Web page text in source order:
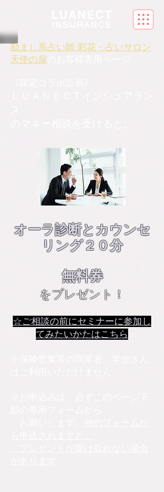
励まし系占い師 彩花・占いサロン
天使の扉
オーラ診断とカウンセ
リング２０分
無料券
をプレゼント！
☆ご相談の前にセミナーに参加し
てみたいかたはこちら